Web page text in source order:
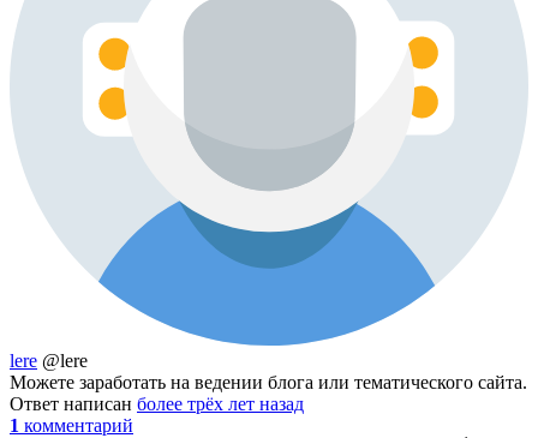
lere @lere
Можете заработать на ведении блога или тематического сайта.
Ответ написан более трёх лет назад
1 комментарий